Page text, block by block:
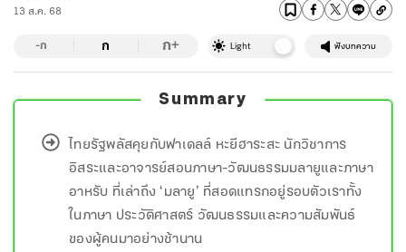
13 ส.ค. 68
-ก ก ก+ Light ฟังบทความ
Summary
ไทยรัฐพลัสคุยกับฟาเดลล์ หะยีฮาระสะ นักวิชาการ
อิสระและอาจารย์สอนภาษา-วัฒนธรรมมลายูและภาษา
อาหรับ ที่เล่าถึง ‘มลายู’ ที่สอดแทรกอยู่รอบตัวเราทั้ง
ในภาษา ประวัติศาสตร์ วัฒนธรรมและความสัมพันธ์
ของผู้คนมาอย่างช้านาน